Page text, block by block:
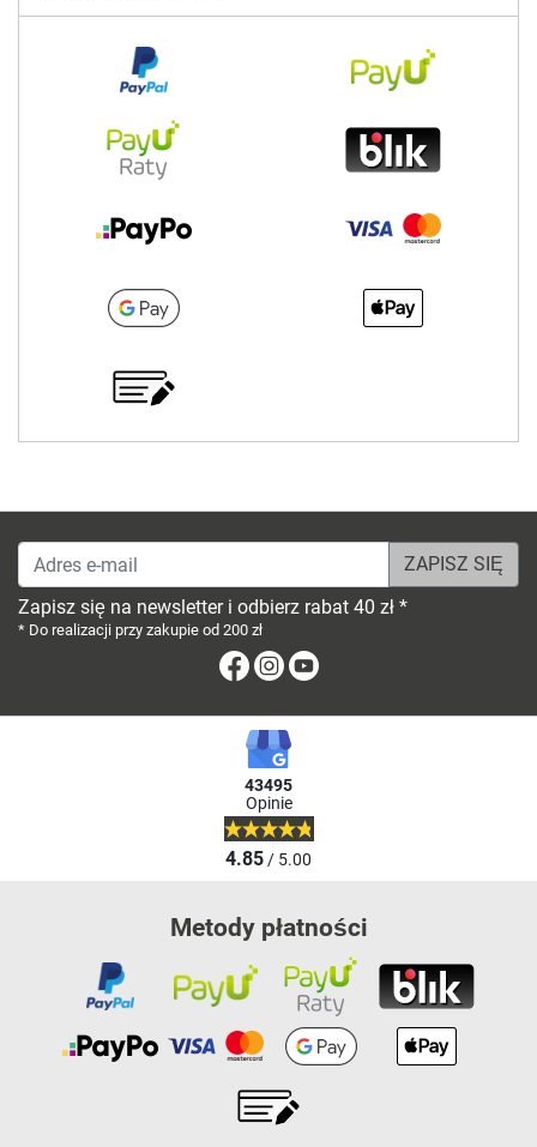
Adres e-mail
Zapisz się na newsletter i odbierz rabat 40 zł *
* Do realizacji przy zakupie od 200 zł
FacebookInstagram
43495
Opinie
4.85/ 5.00
Metody płatności